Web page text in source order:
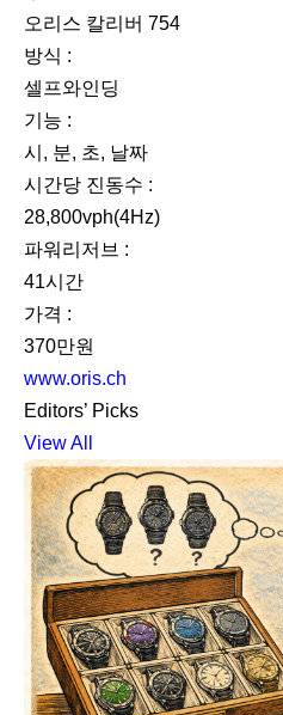
오리스 칼리버 754
방식 :
셀프와인딩
기능 :
시, 분, 초, 날짜
시간당 진동수 :
28,800vph(4Hz)
파워리저브 :
41시간
가격 :
370만원
www.oris.ch
Editors’ Picks
View All